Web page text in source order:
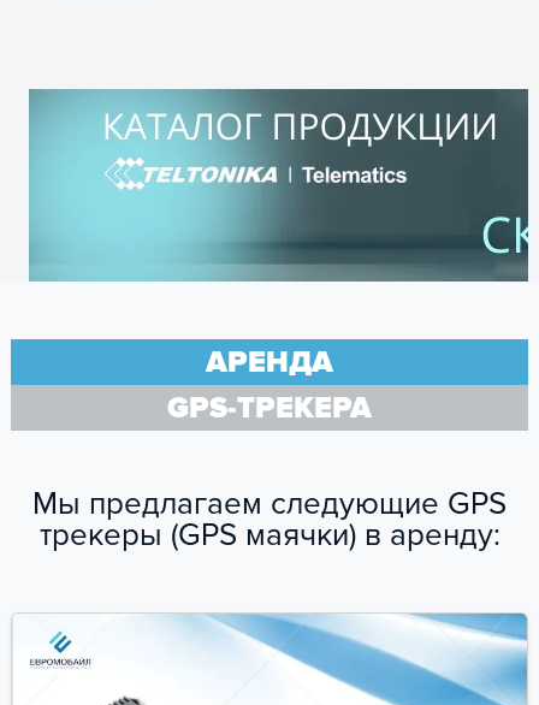
Сертификация
подтверждения
Нормативы В процессе
ОСТАВЬТЕ ЗАЯВКУ
ПОЛУЧИТЬ КОНСУЛЬТАЦИЮ
АРЕНДА
GPS-ТРЕКЕРА
Мы предлагаем следующие GPS
трекеры (GPS маячки) в аренду: